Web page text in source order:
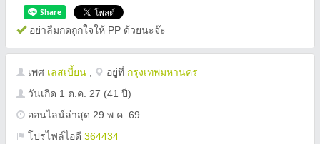
อย่าลืมกดถูกใจให้ PP ด้วยนะจ๊ะ
เพศ เลสเบี้ยน อยู่ที่ กรุงเทพมหานคร
วันเกิด 1 ต.ค. 27 (41 ปี)
ออนไลน์ล่าสุด 29 พ.ค. 69
โปรไฟล์ไอดี 364434